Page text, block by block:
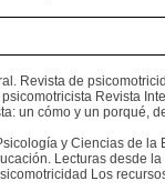
Revista de
Revista
un cómo y un
y Ciencias de
Lecturas desde
Los